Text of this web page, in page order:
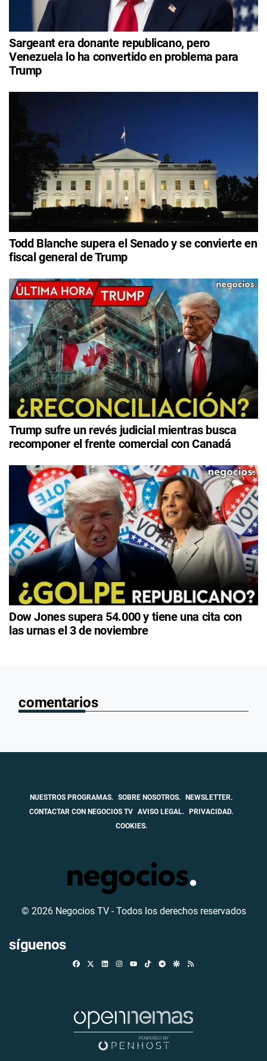
Sargeant era donante republicano, pero
Venezuela lo ha convertido en problema para
Trump
Todd Blanche supera el Senado y se convierte en
fiscal general de Trump
Trump sufre un revés judicial mientras busca
recomponer el frente comercial con Canadá
Dow Jones supera 54.000 y tiene una cita con
las urnas el 3 de noviembre
comentarios
NUESTROS PROGRAMAS. SOBRE NOSOTROS.
NEWSLETTER.
CONTACTAR CON NEGOCIOS TV AVISO LEGAL.
PRIVACIDAD.
COOKIES.
© 2026 Negocios TV - Todos los derechos reservados
síguenos
FacebookLinkedinInstagramTikTokTelegramGoogle Discover